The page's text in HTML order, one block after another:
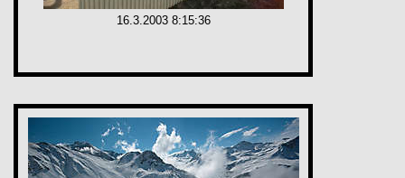
16.3.2003 8:15:36